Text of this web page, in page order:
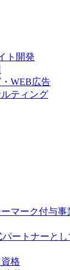
ト開発
WEB広告
ティング